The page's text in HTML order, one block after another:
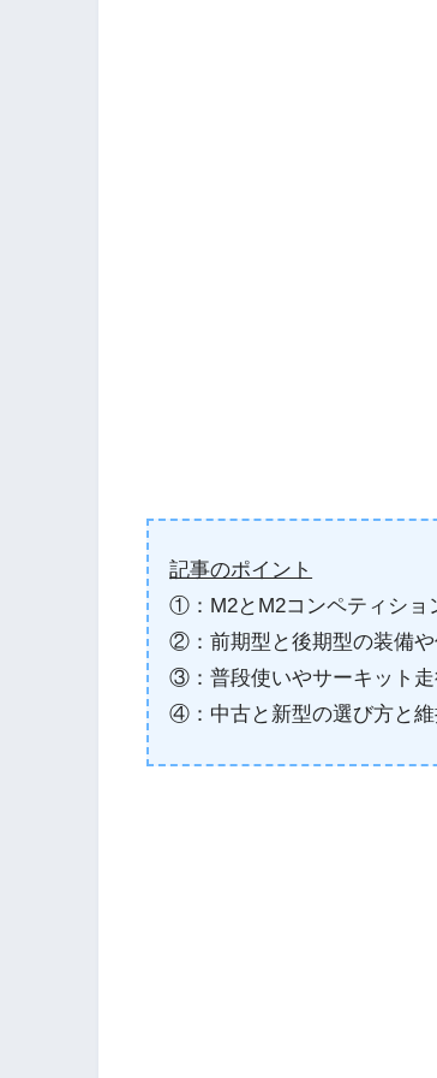
記事のポイント
①：M2とM2コンペティショ
②：前期型と後期型の装備
③：普段使いやサーキット
④：中古と新型の選び方と